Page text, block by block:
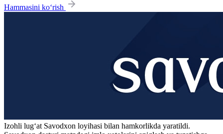
Hammasini ko‘rish
Izohli lugʻat Savodxon loyihasi bilan hamkorlikda yaratildi.